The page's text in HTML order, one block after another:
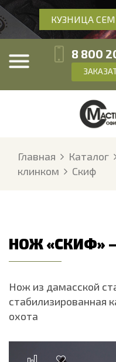
КУЗНИЦА
8 800
Главная Каталог
клинком
Скиф
НОЖ «СКИФ»
Нож из дамасской
стабилизированная
охота